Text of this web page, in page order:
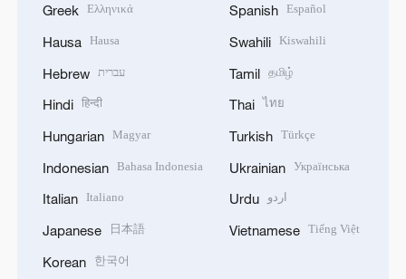
Greek Ελληνικά
Hausa Hausa
Hebrew עברית
Hindi हिन्दी
Hungarian Magyar
Indonesian Bahasa Indonesia
Italian Italiano
Japanese 日本語
Korean 한국어
Spanish Español
Swahili Kiswahili
Tamil தமிழ்
Thai ไทย
Turkish Türkçe
Ukrainian Українська
Urdu اردو
Vietnamese Tiếng Việt